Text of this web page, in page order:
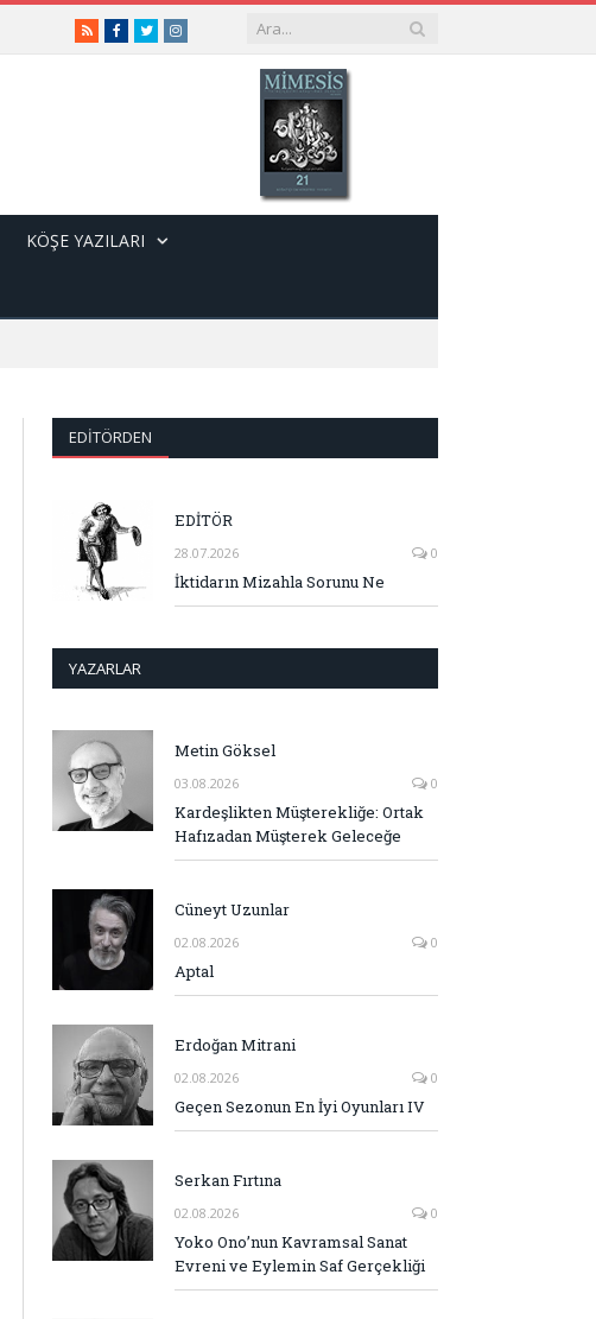
RSSFacebook
TwitterInstagram
KÖŞE YAZILARI
EDITÖRDEN
EDİTÖR
28.07.2026 0
İktidarın Mizahla Sorunu Ne
YAZARLAR
Metin Göksel
03.08.2026 0
Kardeşlikten Müşterekliğe: Ortak
Hafızadan Müşterek Geleceğe
Cüneyt Uzunlar
02.08.2026 0
Aptal
Erdoğan Mitrani
02.08.2026 0
Geçen Sezonun En İyi Oyunları IV
Serkan Fırtına
02.08.2026 0
Yoko Ono’nun Kavramsal Sanat
Evreni ve Eylemin Saf Gerçekliği